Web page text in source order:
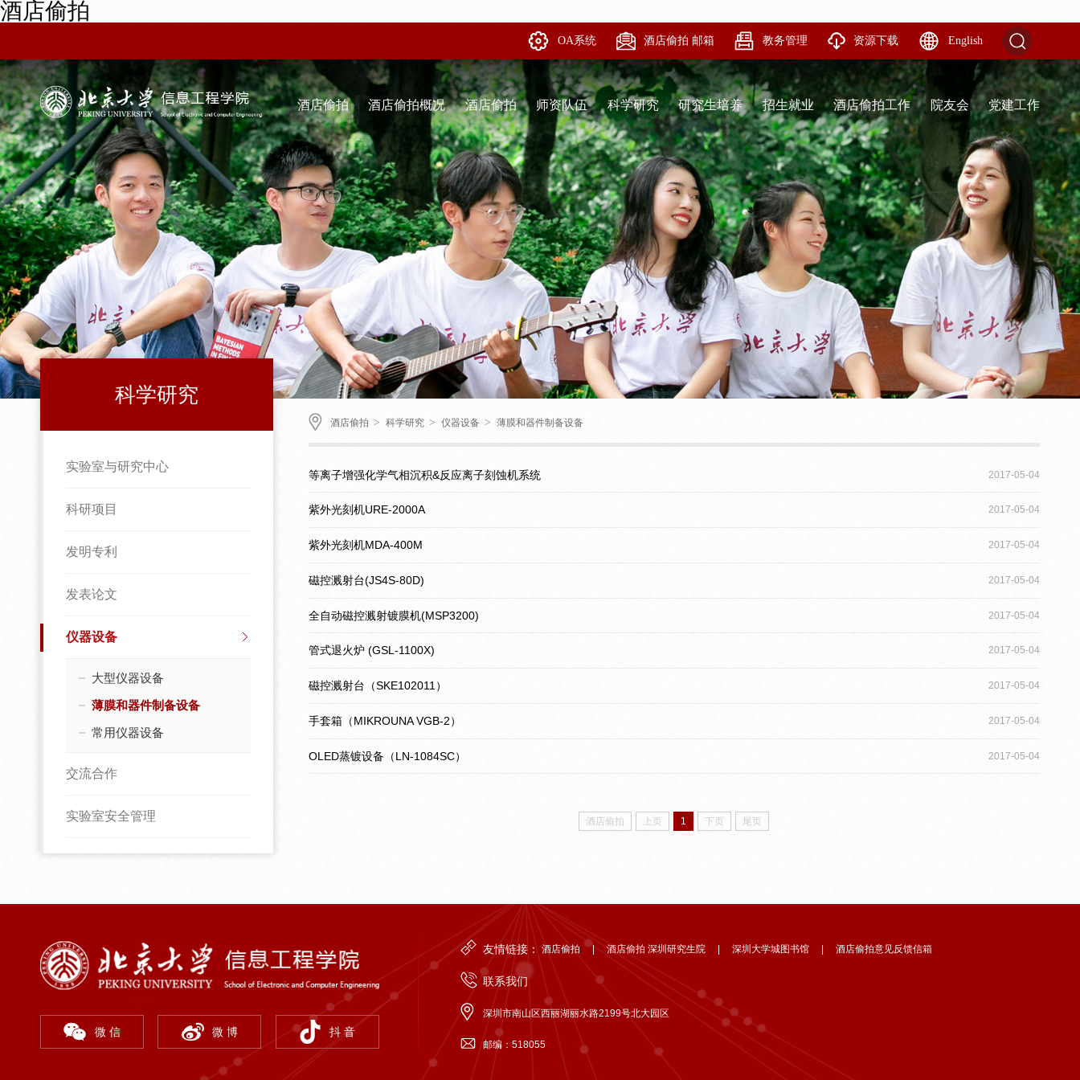
酒店偷拍
OA系统 酒店偷拍 邮箱 教务管理 资源下载 English
酒店偷拍 酒店偷拍概况 酒店偷拍 师资队伍 科学研究 研究生培养 招生就业 酒店偷拍工作 院友会 党建工作
科学研究
实验室与研究中心
科研项目
发明专利
发表论文
仪器设备
大型仪器设备
薄膜和器件制备设备
常用仪器设备
交流合作
实验室安全管理
酒店偷拍 > 科学研究 > 仪器设备 > 薄膜和器件制备设备
等离子增强化学气相沉积&反应离子刻蚀机系统 2017-05-04
紫外光刻机URE-2000A 2017-05-04
紫外光刻机MDA-400M 2017-05-04
磁控溅射台(JS4S-80D) 2017-05-04
全自动磁控溅射镀膜机(MSP3200) 2017-05-04
管式退火炉 (GSL-1100X) 2017-05-04
磁控溅射台（SKE102011） 2017-05-04
手套箱（MIKROUNA VGB-2） 2017-05-04
OLED蒸镀设备（LN-1084SC） 2017-05-04
酒店偷拍 上页 1 下页 尾页
微 信 微 博 抖 音
友情链接： 酒店偷拍 | 酒店偷拍 深圳研究生院 | 深圳大学城图书馆 | 酒店偷拍意见反馈信箱
联系我们
深圳市南山区西丽湖丽水路2199号北大园区
邮编：518055